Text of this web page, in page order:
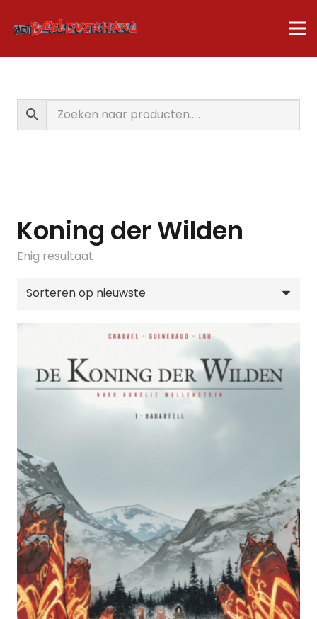
Koning der Wilden
Enig resultaat